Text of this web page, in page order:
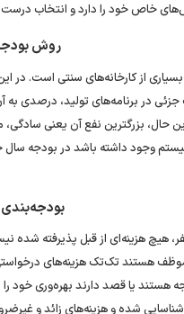
روش
از کارخانه‌های سنتی است. در
در برنامه‌های تولید، درصدی
حال، بزرگترین نفع آن یعنی
وجود داشته باشد در بودجه
هیچ هزینه‌ای از قبل پذیرفته
هستند تک‌تک هزینه‌های درخواستی
هستند یا قصد دارند بهره‌وری
شده و هزینه‌های زائد و